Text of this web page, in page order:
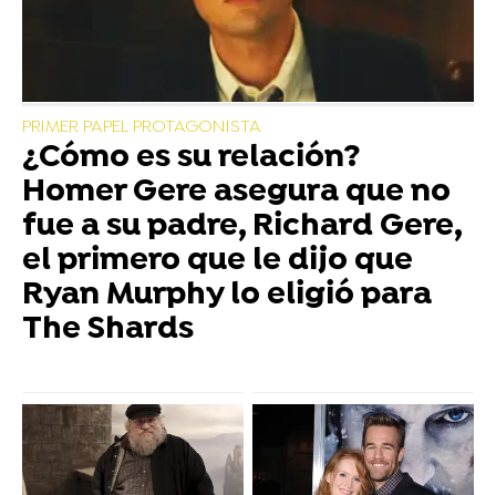
PRIMER PAPEL PROTAGONISTA
¿Cómo es su relación?
Homer Gere asegura que no
fue a su padre, Richard Gere,
el primero que le dijo que
Ryan Murphy lo eligió para
The Shards